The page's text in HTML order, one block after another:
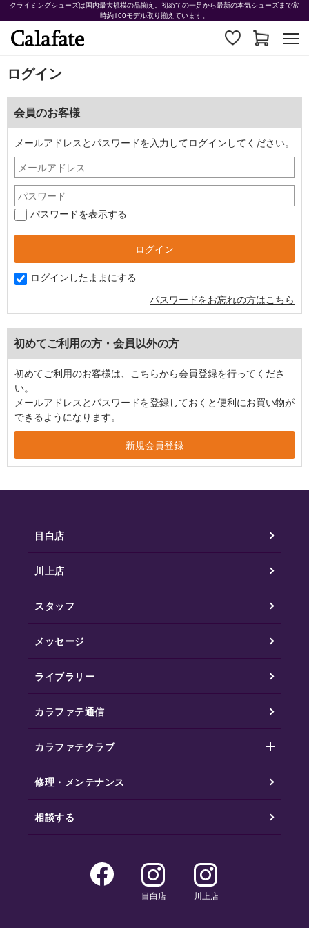
クライミングシューズは国内最大規模の品揃え。初めての一足から最新の本気シューズまで常
時約100モデル取り揃えています。
ログイン
会員のお客様
メールアドレスとパスワードを入力してログインしてください。
パスワードを表示する
ログインしたままにする
パスワードをお忘れの方はこちら
初めてご利用の方・会員以外の方
初めてご利用のお客様は、こちらから会員登録を行ってくださ
い。
メールアドレスとパスワードを登録しておくと便利にお買い物が
できるようになります。
目白店
川上店
スタッフ
メッセージ
ライブラリー
カラファテ通信
カラファテクラブ
修理・メンテナンス
相談する
目白店 川上店